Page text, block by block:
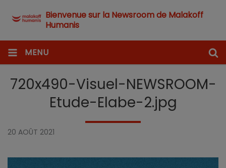
Bienvenue sur la Newsroom de Malakoff
Humanis
MENU
720x490-Visuel-NEWSROOM-
Etude-Elabe-2.jpg
20 AOÛT 2021